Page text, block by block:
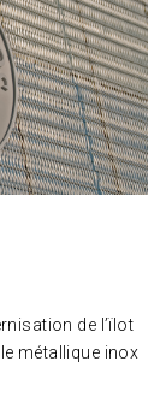
de l’ïlot
métallique inox